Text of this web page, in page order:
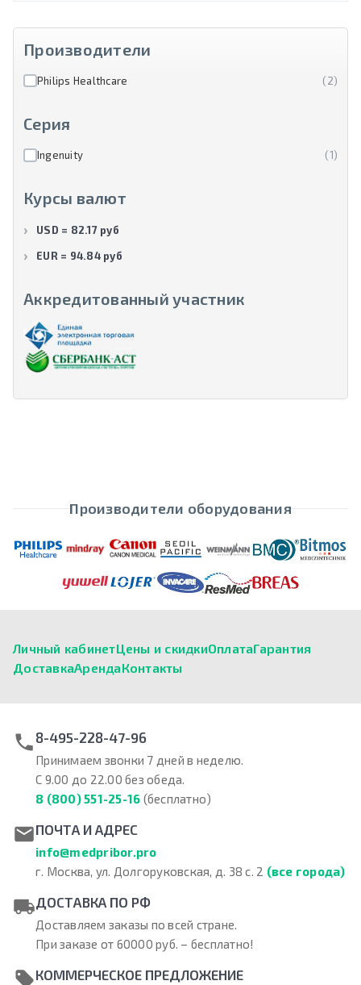
Производители
Philips Healthcare (2)
Серия
Ingenuity (1)
Курсы валют
USD = 82.17 руб
EUR = 94.84 руб
Аккредитованный участник
Производители оборудования
Личный кабинетЦены и скидкиОплатаГарантия
ДоставкаАрендаКонтакты
8-495-228-47-96
Принимаем звонки 7 дней в неделю.
С 9.00 до 22.00 без обеда.
8 (800) 551-25-16 (бесплатно)
ПОЧТА И АДРЕС
info@medpribor.pro
г. Москва, ул. Долгоруковская, д. 38 с. 2 (все города)
ДОСТАВКА ПО РФ
Доставляем заказы по всей стране.
При заказе от 60000 руб. – бесплатно!
КОММЕРЧЕСКОЕ ПРЕДЛОЖЕНИЕ